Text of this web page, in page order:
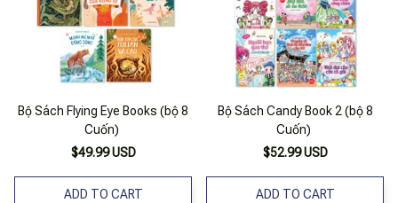
Bộ Sách Flying Eye Books (bộ 8
Cuốn)
$49.99 USD
ADD TO CART
Bộ Sách Candy Book 2 (bộ 8
Cuốn)
$52.99 USD
ADD TO CART